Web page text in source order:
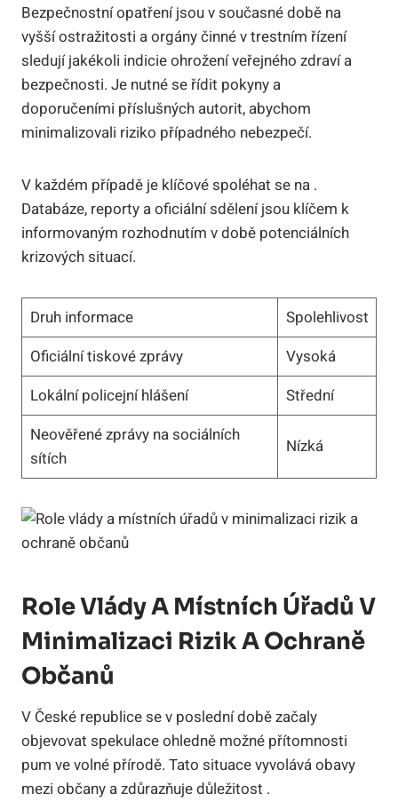
Bezpečnostní opatření jsou v současné době na
vyšší ostražitosti a orgány činné v trestním řízení
sledují jakékoli indicie ohrožení veřejného zdraví a
bezpečnosti. Je nutné se řídit pokyny a
doporučeními příslušných autorit, abychom
minimalizovali riziko případného nebezpečí.
V každém případě je klíčové spoléhat se na .
Databáze, reporty a oficiální sdělení jsou klíčem k
informovaným rozhodnutím v době potenciálních
krizových situací.
Druh informace
Spolehlivost
Oficiální tiskové zprávy
Vysoká
Lokální policejní hlášení
Střední
Neověřené zprávy na sociálních
sítích
Nízká
Role Vlády A Místních Úřadů V
Minimalizaci Rizik A Ochraně
Občanů
V České republice se v poslední době začaly
objevovat spekulace ohledně možné přítomnosti
pum ve volné přírodě. Tato situace vyvolává obavy
mezi občany a zdůrazňuje důležitost .